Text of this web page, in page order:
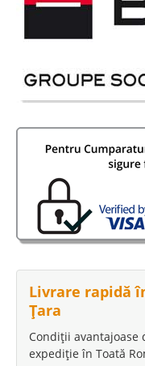
Livrare rapidă
Țara
Condiții avantajoase
expediție în Toată